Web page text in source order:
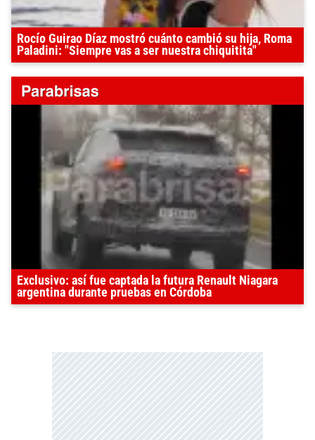
Rocío Guirao Díaz mostró cuánto cambió su hija, Roma
Paladini: "Siempre vas a ser nuestra chiquitita"
Exclusivo: así fue captada la futura Renault Niagara
argentina durante pruebas en Córdoba